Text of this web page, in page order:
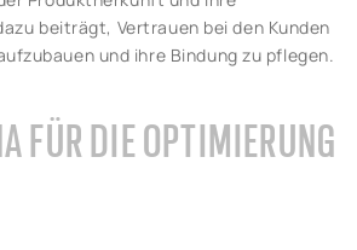
beiträgt, Vertrauen bei den Kunden
und ihre Bindung zu pflegen.
FÜR DIE OPTIMIERUNG